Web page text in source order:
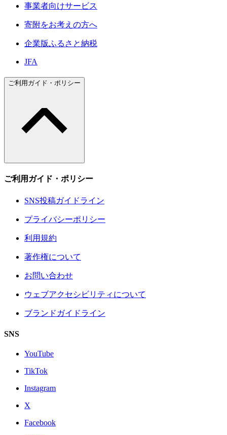
事業者向けサービス
寄附をお考えの方へ
企業版ふるさと納税
JFA
ご利用ガイド・ポリシー
ご利用ガイド・ポリシー
SNS投稿ガイドライン
プライバシーポリシー
利用規約
著作権について
お問い合わせ
ウェブアクセシビリティについて
ブランドガイドライン
SNS
YouTube
TikTok
Instagram
X
Facebook